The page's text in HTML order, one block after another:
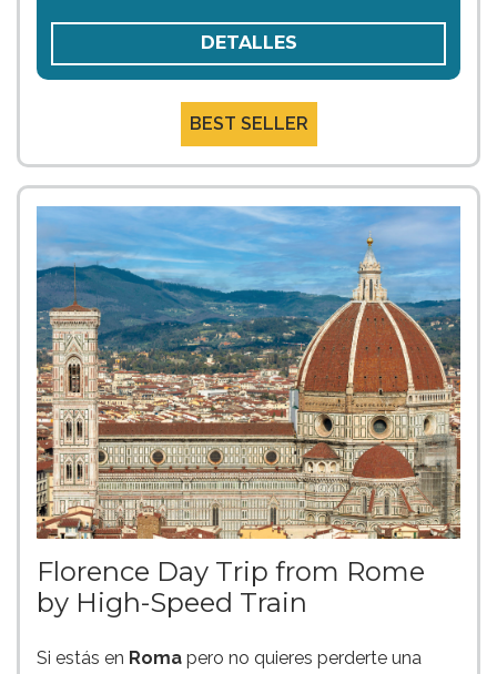
DETALLES
BEST SELLER
Florence Day Trip from Rome
by High-Speed Train
Si estás en Roma pero no quieres perderte una